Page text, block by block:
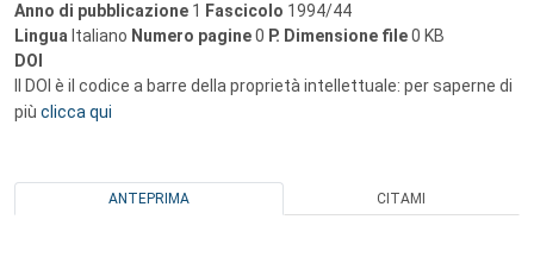
Anno di pubblicazione 1 Fascicolo 1994/44
Lingua Italiano Numero pagine0 P. Dimensione file0 KB
DOI
Il DOI è il codice a barre della proprietà intellettuale: per saperne di
più clicca qui
ANTEPRIMA CITAMI